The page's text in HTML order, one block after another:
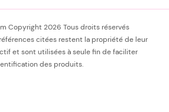
Copyright 2026 Tous droits réservés
citées restent la propriété de leur
et sont utilisées à seule fin de faciliter
des produits.